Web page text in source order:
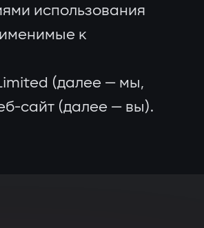
использования
к
(далее — мы,
сайт (далее — вы).